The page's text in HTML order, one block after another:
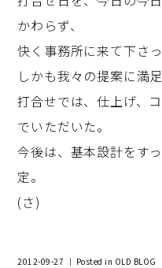
かわらず、
快く事務所に来て下さ
しかも我々の提案に満
打合せでは、仕上げ、
でいただいた。
今後は、基本設計をす
定。
(さ)
2012-09-27 ｜ Posted in OLD BLOG